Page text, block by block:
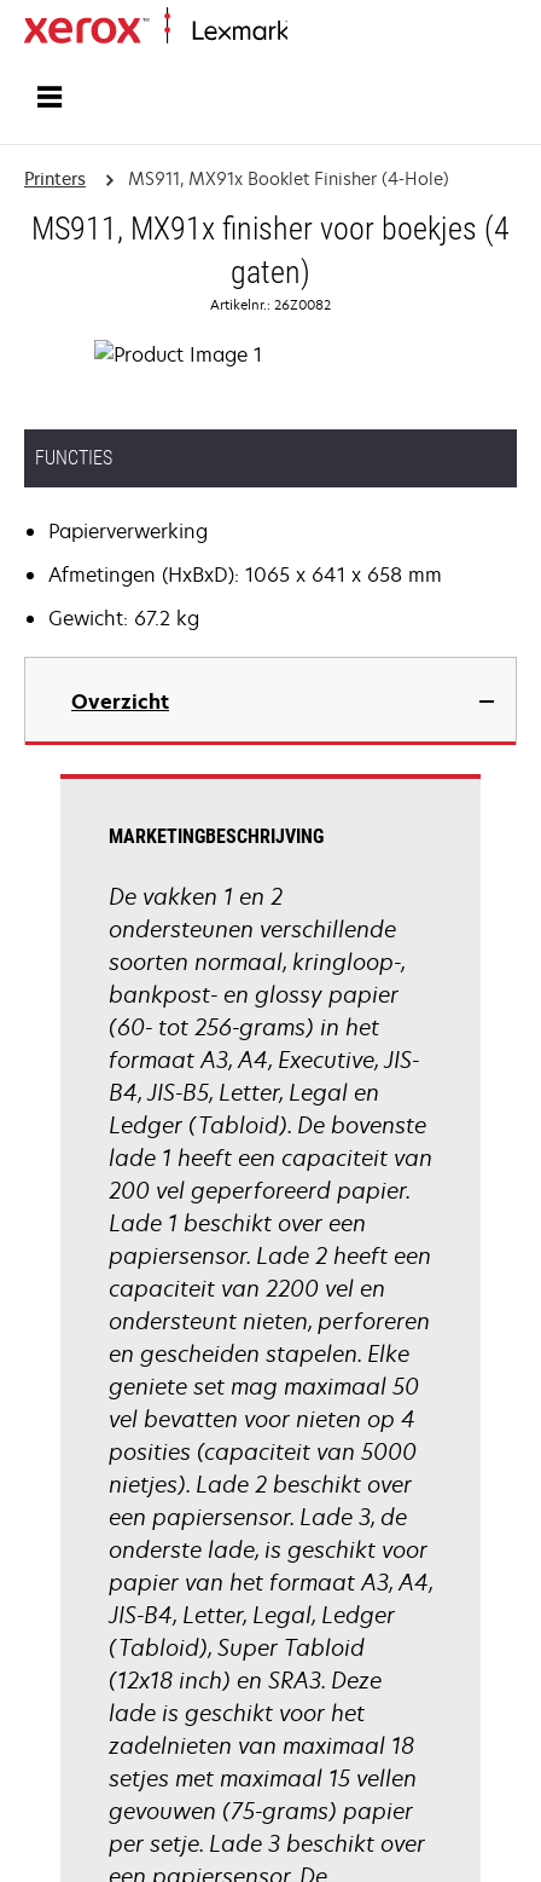
Printers MS911, MX91x Booklet Finisher (4-Hole)
MS911, MX91x finisher voor boekjes (4
gaten)
Artikelnr.: 26Z0082
FUNCTIES
Papierverwerking
Afmetingen (HxBxD): 1065 x 641 x 658 mm
Gewicht: 67.2 kg
Overzicht
MARKETINGBESCHRIJVING
De vakken 1 en 2
ondersteunen verschillende
soorten normaal, kringloop-,
bankpost- en glossy papier
(60- tot 256-grams) in het
formaat A3, A4, Executive, JIS-
B4, JIS-B5, Letter, Legal en
Ledger (Tabloid). De bovenste
lade 1 heeft een capaciteit van
200 vel geperforeerd papier.
Lade 1 beschikt over een
papiersensor. Lade 2 heeft een
capaciteit van 2200 vel en
ondersteunt nieten, perforeren
en gescheiden stapelen. Elke
geniete set mag maximaal 50
vel bevatten voor nieten op 4
posities (capaciteit van 5000
nietjes). Lade 2 beschikt over
een papiersensor. Lade 3, de
onderste lade, is geschikt voor
papier van het formaat A3, A4,
JIS-B4, Letter, Legal, Ledger
(Tabloid), Super Tabloid
(12x18 inch) en SRA3. Deze
lade is geschikt voor het
zadelnieten van maximaal 18
setjes met maximaal 15 vellen
gevouwen (75-grams) papier
per setje. Lade 3 beschikt over
een papiersensor. De